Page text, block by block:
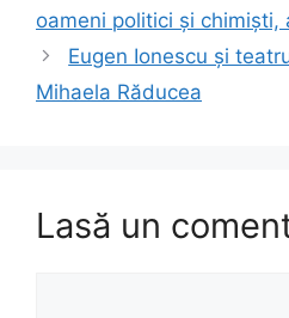
oameni politici și chimiști,
Eugen Ionescu şi
Mihaela Răducea
Lasă un